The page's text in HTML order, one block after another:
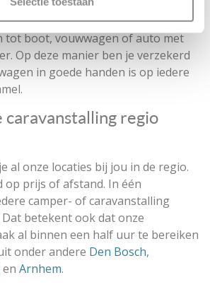
of professionele beheerders die
object om moeten gaan. Van
tot boot, vouwwagen of auto met
Op deze manier ben je verzekerd
in goede handen is op iedere
caravanstalling regio
al onze locaties bij jou in de regio.
op prijs of afstand. In één
camper- of caravanstalling
betekent ook dat onze
al binnen een half uur te bereiken
onder andere Den Bosch,
enArnhem.